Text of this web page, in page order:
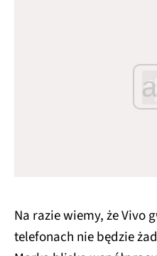
Na razie wiemy, że Vivo
telefonach nie będzie